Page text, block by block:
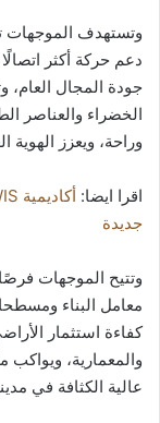
وتستهدف الموجهات
دعم حركة أكثر
جودة المجال العام،
الخضراء والعناصر
وراحة، ويعزز الهوية
اقرا ايضا:
جديدة
وتتيح الموجهات
معامل البناء
كفاءة استثمار
والمعمارية، ويواكب
عالية الكثافة في